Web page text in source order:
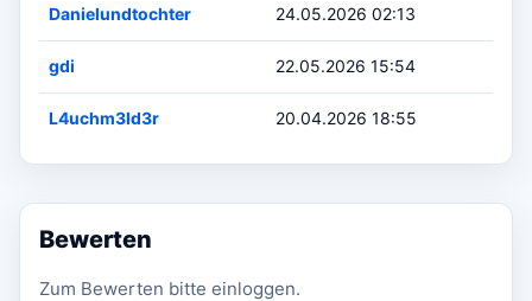
Danielundtochter 24.05.2026 02:13
gdi 22.05.2026 15:54
L4uchm3ld3r 20.04.2026 18:55
Bewerten
Zum Bewerten bitte einloggen.